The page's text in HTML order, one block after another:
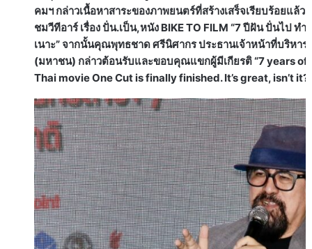
คมฯ กล่าวเนื้อหาสาระของภาพยนตร์ที่สร้างเสร็จเรียบร้อยแล้ว
ชมวีทีอาร์ เรื่อง ปั่น.เป็น,หนัง BIKE TO FILM “7 ปีฝัน ปั่นไป ทำ
เนาะ” จากนั้นคุณพุทธชาด ศรีนิศากร ประธานเจ้าหน้าที่บริหาร
(มหาชน) กล่าวต้อนรับและขอบคุณแขกผู้มีเกียรติ “7 years of
Thai movie One Cut is finally finished. It’s great, isn’t it?”